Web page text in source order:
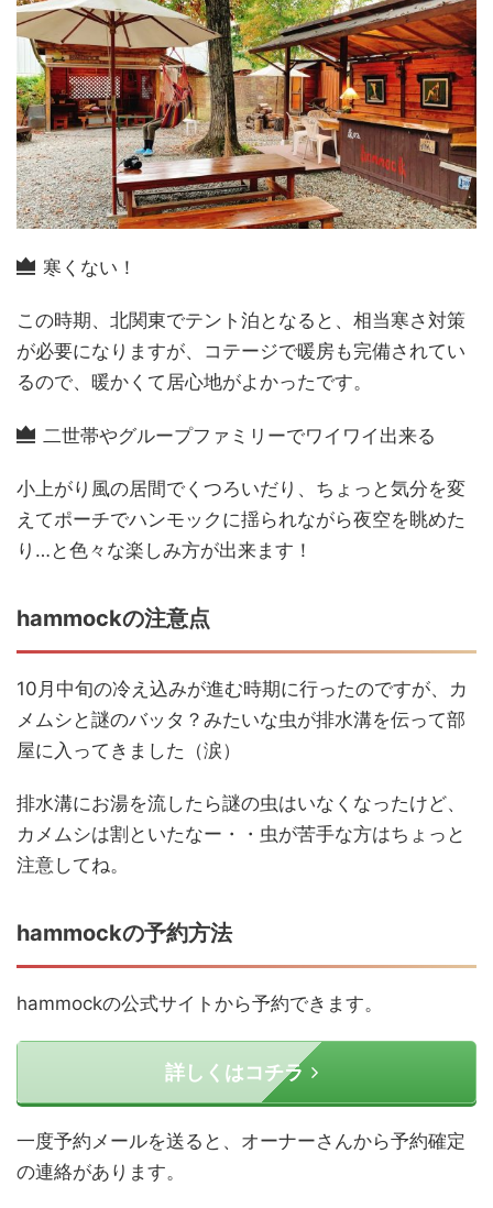
寒くない！
この時期、北関東でテント泊となると、相当寒さ対策
が必要になりますが、コテージで暖房も完備されてい
るので、暖かくて居心地がよかったです。
二世帯やグループファミリーでワイワイ出来る
小上がり風の居間でくつろいだり、ちょっと気分を変
えてポーチでハンモックに揺られながら夜空を眺めた
り…と色々な楽しみ方が出来ます！
hammockの注意点
10月中旬の冷え込みが進む時期に行ったのですが、カ
メムシと謎のバッタ？みたいな虫が排水溝を伝って部
屋に入ってきました（涙）
排水溝にお湯を流したら謎の虫はいなくなったけど、
カメムシは割といたなー・・虫が苦手な方はちょっと
注意してね。
hammockの予約方法
hammockの公式サイトから予約できます。
詳しくはコチラ
一度予約メールを送ると、オーナーさんから予約確定
の連絡があります。